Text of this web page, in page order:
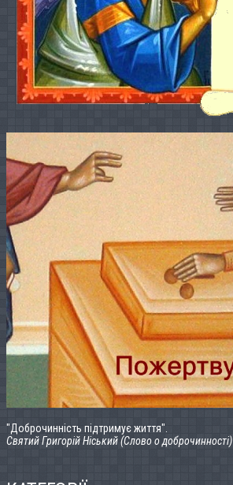
"Доброчинність підтримує життя".
Святий Григорій Ніський (Слово о доброчинності)